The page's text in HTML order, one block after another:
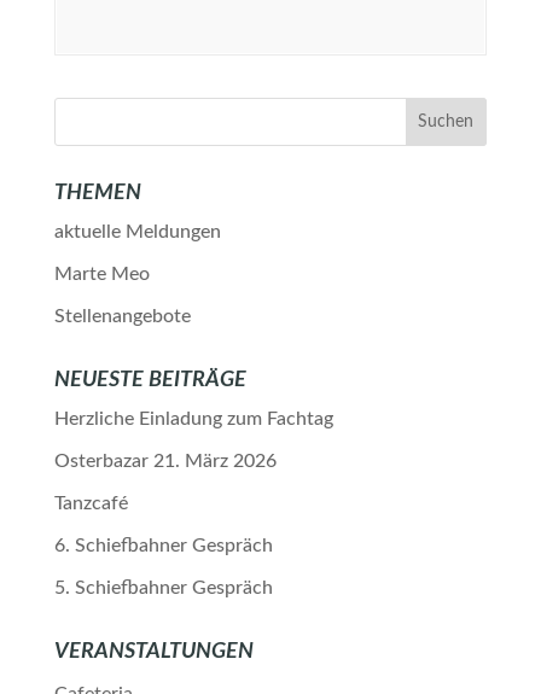
THEMEN
aktuelle Meldungen
Marte Meo
Stellenangebote
NEUESTE BEITRÄGE
Herzliche Einladung zum Fachtag
Osterbazar 21. März 2026
Tanzcafé
6. Schiefbahner Gespräch
5. Schiefbahner Gespräch
VERANSTALTUNGEN